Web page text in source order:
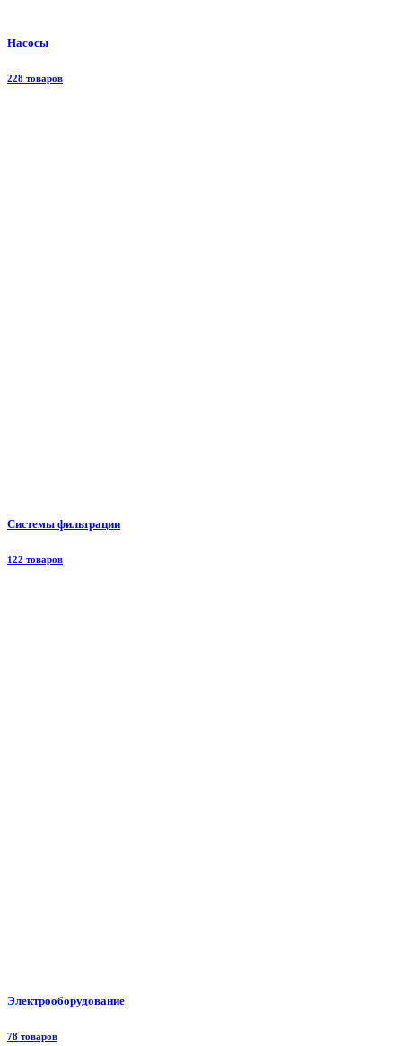
Насосы
228 товаров
Системы фильтрации
122 товаров
Электрооборудование
78 товаров